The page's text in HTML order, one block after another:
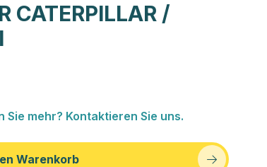
CATERPILLAR /
Sie mehr? Kontaktieren Sie uns.
Warenkorb